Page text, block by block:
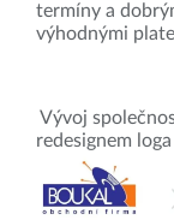
termíny a
výhodnými
Vývoj
redesignem loga